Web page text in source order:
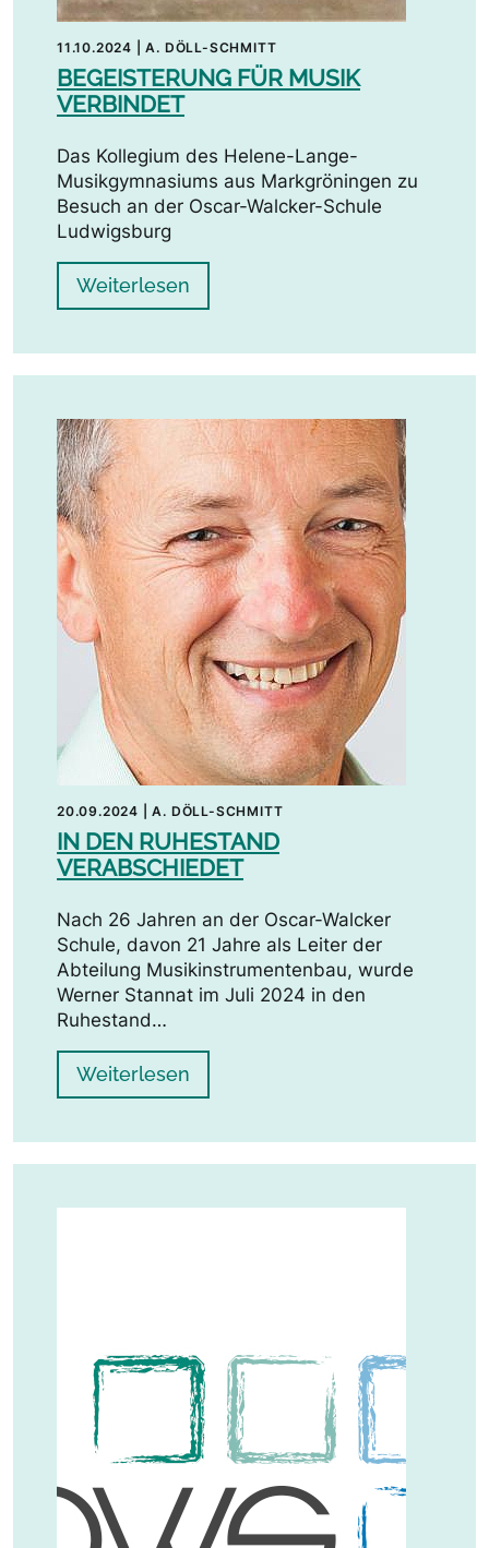
11.10.2024 |A. DÖLL-SCHMITT
BEGEISTERUNG FÜR MUSIK
VERBINDET
Das Kollegium des Helene-Lange-
Musikgymnasiums aus Markgröningen zu
Besuch an der Oscar-Walcker-Schule
Ludwigsburg
Weiterlesen
20.09.2024 |A. DÖLL-SCHMITT
IN DEN RUHESTAND
VERABSCHIEDET
Nach 26 Jahren an der Oscar-Walcker
Schule, davon 21 Jahre als Leiter der
Abteilung Musikinstrumentenbau, wurde
Werner Stannat im Juli 2024 in den
Ruhestand…
Weiterlesen